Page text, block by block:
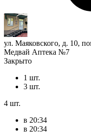
ул. Маяковского, д. 10,
Медвай Аптека №7
Закрыто
1 шт.
3 шт.
4 шт.
в 20:34
в 20:34